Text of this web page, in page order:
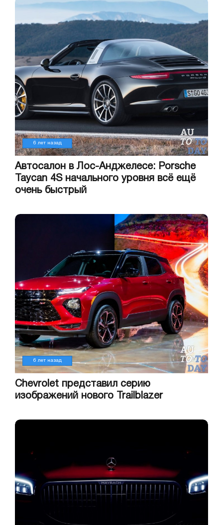
6 лет назад
Автосалон в Лос-Анджелесе: Porsche
Taycan 4S начального уровня всё ещё
очень быстрый
6 лет назад
Chevrolet представил серию
изображений нового Trailblazer